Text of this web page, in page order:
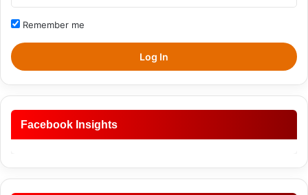
Remember me
Log In
Facebook Insights